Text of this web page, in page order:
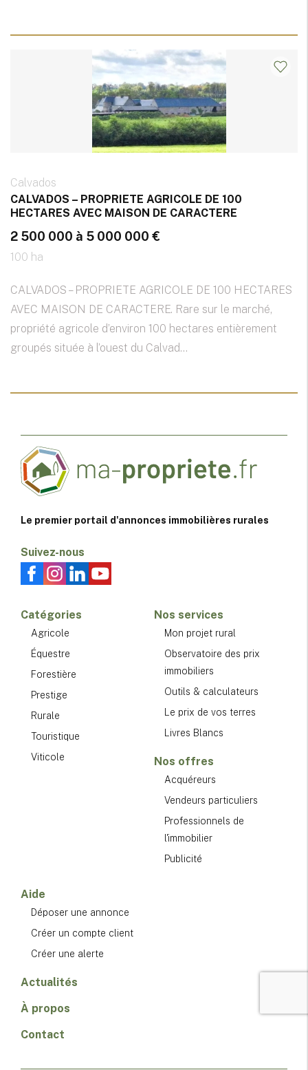
Calvados
CALVADOS – PROPRIETE AGRICOLE DE 100
HECTARES AVEC MAISON DE CARACTERE
2 500 000 à 5 000 000 €
100 ha
CALVADOS – PROPRIETE AGRICOLE DE 100 HECTARES
AVEC MAISON DE CARACTERE. Rare sur le marché,
propriété agricole d’environ 100 hectares entièrement
groupés située à l’ouest du Calvad...
Le premier portail d'annonces immobilières rurales
Suivez-nous
Catégories
Agricole
Équestre
Forestière
Prestige
Rurale
Touristique
Viticole
Nos services
Mon projet rural
Observatoire des prix
immobiliers
Outils & calculateurs
Le prix de vos terres
Livres Blancs
Nos offres
Acquéreurs
Vendeurs particuliers
Professionnels de
l'immobilier
Publicité
Aide
Déposer une annonce
Créer un compte client
Créer une alerte
Actualités
À propos
Contact